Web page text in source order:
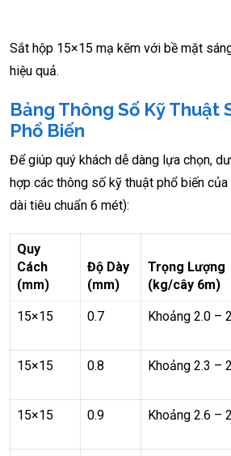
Sắt hộp 15×15 mạ kẽm với bề mặt
hiệu quả.
Bảng Thông Số Kỹ Thuật
Phổ Biến
Để giúp quý khách dễ dàng lựa chọn,
hợp các thông số kỹ thuật phổ biến
dài tiêu chuẩn 6 mét):
Quy
Cách
(mm)
Độ Dày
(mm)
Trọng Lượng
(kg/cây 6m)
15×15 0.7 Khoảng 2.0 –
15×15 0.8 Khoảng 2.3 –
15×15 0.9 Khoảng 2.6 –